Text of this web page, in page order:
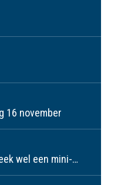
16 november
een mini-spookstad!